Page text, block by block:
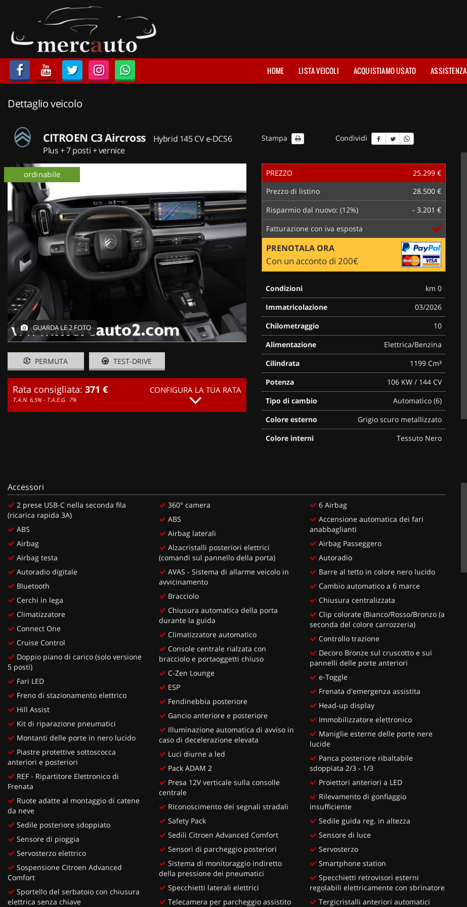
LISTA VEICOLI
ACQUISTIAMO USATO
ASSISTENZA
NOLEGGIO AUTO
NOLEGGIO LUNGO TERMINE
NOLEGGIO BREVE TERMINE
CONTATTI
HOME LISTA VEICOLI ACQUISTIAMO USATO ASSISTENZA
Dettaglio veicolo
CITROEN C3 Aircross
Hybrid 145 CV e-DCS6
Plus + 7 posti + vernice
Stampa Condividi
ordinabile
GUARDA LE 2 FOTO
PERMUTA TEST-DRIVE
Rata consigliata: 371 €
T.A.N. 6,5% - T.A.E.G. 7%
CONFIGURA LA TUA RATA
PREZZO
25.299 €
Prezzo di listino
28.500 €
Risparmio dal nuovo: (12%)
- 3.201 €
Fatturazione con iva esposta
PRENOTALA ORA
Con un acconto di 200€
Condizioni
km 0
Immatricolazione
03/2026
Chilometraggio
10
Alimentazione
Elettrica/Benzina
Cilindrata
1199 Cm³
Potenza
106 KW / 144 CV
Tipo di cambio
Automatico (6)
Colore esterno
Grigio scuro metallizzato
Colore interni
Tessuto Nero
Accessori
2 prese USB-C nella seconda fila
(ricarica rapida 3A)
ABS
Airbag
Airbag testa
Autoradio digitale
Bluetooth
Cerchi in lega
Climatizzatore
Connect One
Cruise Control
Doppio piano di carico (solo versione
5 posti)
Fari LED
Freno di stazionamento elettrico
Hill Assist
Kit di riparazione pneumatici
Montanti delle porte in nero lucido
Piastre protettive sottoscocca
anteriori e posteriori
REF - Ripartitore Elettronico di
Frenata
Ruote adatte al montaggio di catene
da neve
Sedile posteriore sdoppiato
Sensore di pioggia
Servosterzo elettrico
Sospensione Citroen Advanced
Comfort
Sportello del serbatoio con chiusura
elettrica senza chiave
360° camera
ABS
Airbag laterali
Alzacristalli posteriori elettrici
(comandi sul pannello della porta)
AVAS - Sistema di allarme veicolo in
avvicinamento
Bracciolo
Chiusura automatica della porta
durante la guida
Climatizzatore automatico
Console centrale rialzata con
bracciolo e portaoggetti chiuso
C-Zen Lounge
ESP
Fendinebbia posteriore
Gancio anteriore e posteriore
Illuminazione automatica di avviso in
caso di decelerazione elevata
Luci diurne a led
Pack ADAM 2
Presa 12V verticale sulla consolle
centrale
Riconoscimento dei segnali stradali
Safety Pack
Sedili Citroen Advanced Comfort
Sensori di parcheggio posteriori
Sistema di monitoraggio indiretto
della pressione dei pneumatici
Specchietti laterali elettrici
Telecamera per parcheggio assistito
6 Airbag
Accensione automatica dei fari
anabbaglianti
Airbag Passeggero
Autoradio
Barre al tetto in colore nero lucido
Cambio automatico a 6 marce
Chiusura centralizzata
Clip colorate (Bianco/Rosso/Bronzo (a
seconda del colore carrozzeria)
Controllo trazione
Decoro Bronze sul cruscotto e sui
pannelli delle porte anteriori
e-Toggle
Frenata d'emergenza assistita
Head-up display
Immobilizzatore elettronico
Maniglie esterne delle porte nere
lucide
Panca posteriore ribaltabile
sdoppiata 2/3 - 1/3
Proiettori anteriori a LED
Rilevamento di gonfiaggio
insufficiente
Sedile guida reg. in altezza
Sensore di luce
Servosterzo
Smartphone station
Specchietti retrovisori esterni
regolabili elettricamente con sbrinatore
Tergicristalli anteriori automatici